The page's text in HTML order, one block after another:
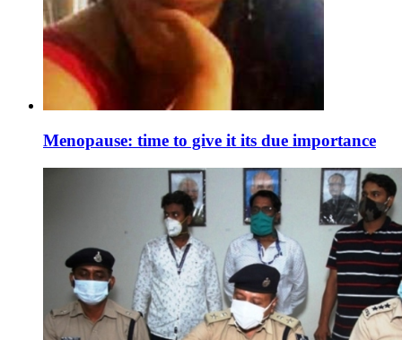
Menopause: time to give it its due importance